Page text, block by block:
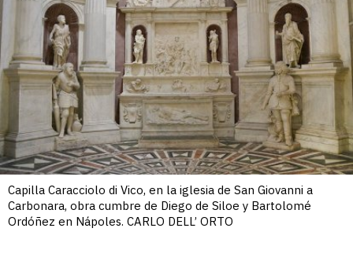
Capilla Caracciolo di Vico, en la iglesia de San Giovanni a
Carbonara, obra cumbre de Diego de Siloe y Bartolomé
Ordóñez en Nápoles. CARLO DELL’ ORTO